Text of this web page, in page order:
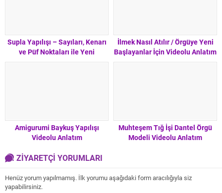
Supla Yapılışı – Sayıları, Kenarı
ve Püf Noktaları ile Yeni
Başlayanlar İçin
İlmek Nasıl Atılır / Örgüye Yeni
Başlayanlar İçin Videolu Anlatım
Amigurumi Baykuş Yapılışı
Videolu Anlatım
Muhteşem Tığ İşi Dantel Örgü
Modeli Videolu Anlatım
ZİYARETÇİ YORUMLARI
Henüz yorum yapılmamış. İlk yorumu aşağıdaki form aracılığıyla siz
yapabilirsiniz.